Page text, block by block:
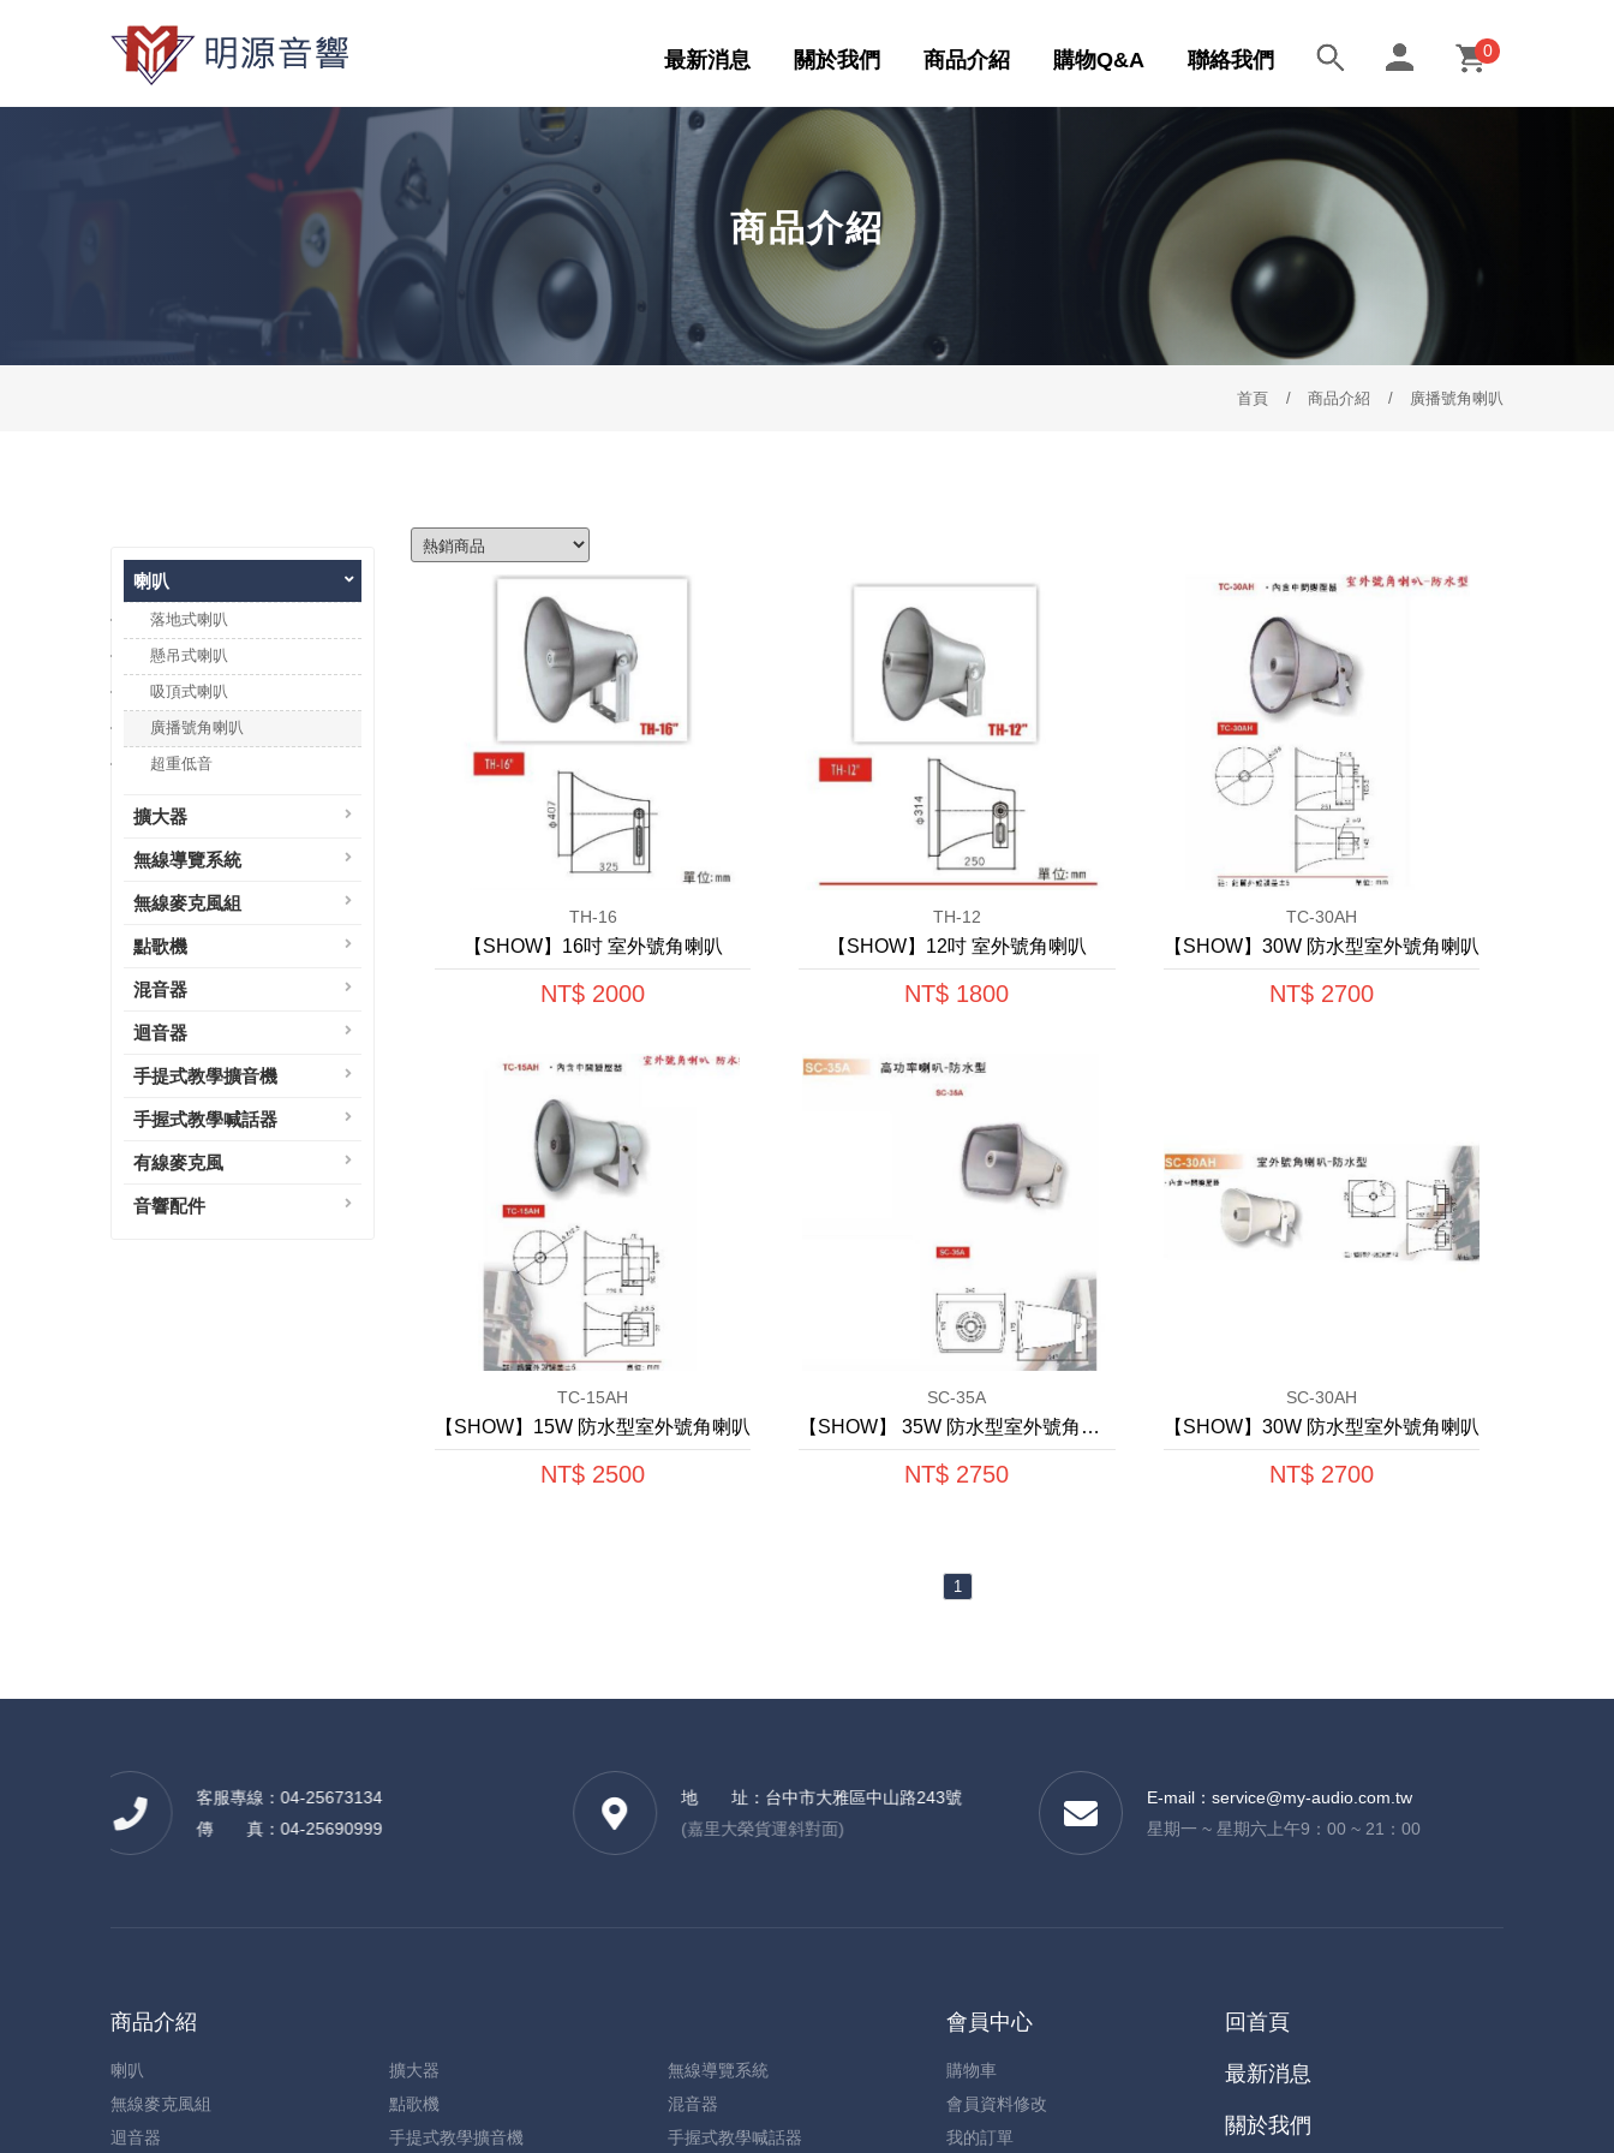
最新消息 關於我們 商品介紹 購物Q&A 聯絡我們 0
商品介紹
首頁 商品介紹 廣播號角喇叭
喇叭
落地式喇叭
懸吊式喇叭
吸頂式喇叭
廣播號角喇叭
超重低音
擴大器
無線導覽系統
無線麥克風組
點歌機
混音器
迴音器
手提式教學擴音機
手握式教學喊話器
有線麥克風
音響配件
TH-16
【SHOW】16吋 室外號角喇叭
NT$ 2000
TH-12
【SHOW】12吋 室外號角喇叭
NT$ 1800
TC-30AH
【SHOW】30W 防水型室外號角喇叭
NT$ 2700
TC-15AH
【SHOW】15W 防水型室外號角喇叭
NT$ 2500
SC-35A
【SHOW】 35W 防水型室外號角喇叭
NT$ 2750
SC-30AH
【SHOW】30W 防水型室外號角喇叭
NT$ 2700
1
客服專線：04-25673134
傳 真：04-25690999
地 址：台中市大雅區中山路243號
(嘉里大榮貨運斜對面)
E-mail：service@my-audio.com.tw
星期一 ~ 星期六上午9：00 ~ 21：00
商品介紹
喇叭 擴大器
無線導覽系統
無線麥克風組
點歌機
混音器
迴音器
手提式教學擴音機 手握式教學喊話器
會員中心
購物車
會員資料修改
我的訂單
回首頁
最新消息
關於我們